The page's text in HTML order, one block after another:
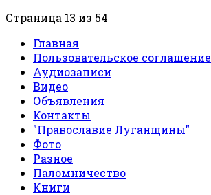
Страница 13 из 54
Главная
Пользовательское соглашение
Аудиозаписи
Видео
Объявления
Контакты
"Православие Луганщины"
Фото
Разное
Паломничество
Книги